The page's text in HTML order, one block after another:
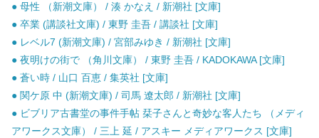
● 母性 （新潮文庫） / 湊 かなえ / 新潮社 [文庫]
● 卒業 (講談社文庫) / 東野 圭吾 / 講談社 [文庫]
● レベル7 (新潮文庫) / 宮部みゆき / 新潮社 [文庫]
● 夜明けの街で （角川文庫） / 東野 圭吾 / KADOKAWA [文庫]
● 蒼い時 / 山口 百恵 / 集英社 [文庫]
● 関ケ原 中 (新潮文庫) / 司馬 遼太郎 / 新潮社 [文庫]
● ビブリア古書堂の事件手帖 栞子さんと奇妙な客人たち （メディ
アワークス文庫） / 三上 延 / アスキー メディアワークス [文庫]